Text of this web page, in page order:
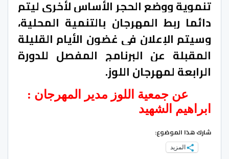
تنموية ووضع الحجر الأساس لأخرى ليتم
دائما ربط المهرجان بالتنمية المحلية،
وسيتم الإعلان في غضون الأيام القليلة
المقبلة عن البرنامج المفصل للدورة
الرابعة لمهرجان اللوز.
عن جمعية اللوز مدير المهرجان :
ابراهيم الشهيد
شارك هذا الموضوع:
المزيد